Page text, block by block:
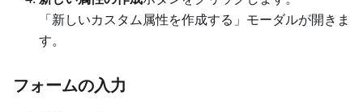
「新しいカスタム属性を作成する」モーダルが開きま
す。
フォームの入力